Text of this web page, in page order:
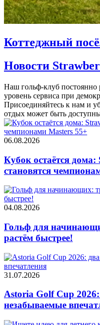
Коттеджный
Новости
Наш гольф-клуб постоянно
уровень сервиса при
Присоединяйтесь к нам и
отдых может быть
06.08.2026
Кубок остаётся
становятся
04.08.2026
Гольф для
растём быстрее!
31.07.2026
Astoria Golf Cup
незабываемые